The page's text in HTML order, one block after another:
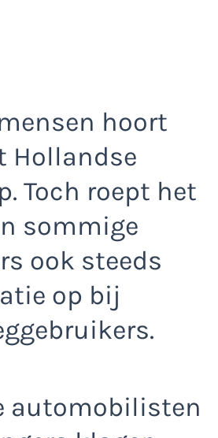
hoort
Hollandse
Toch roept het
sommige
ook steeds
op bij
automobilisten